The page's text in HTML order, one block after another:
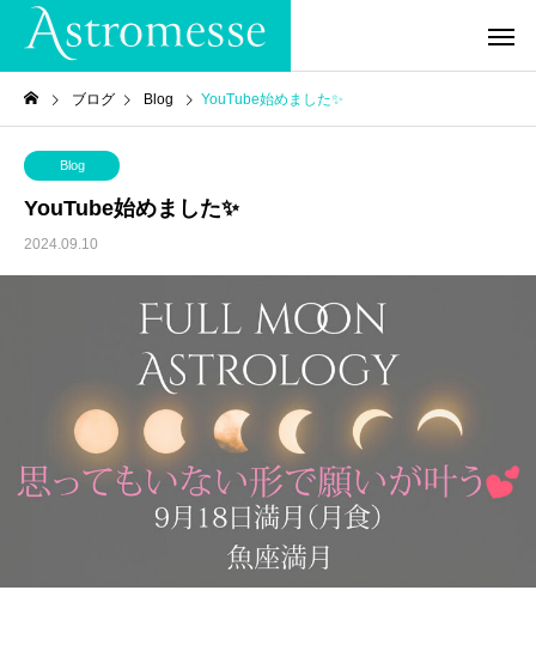
ブログ Blog YouTube始めました✨
Blog
YouTube始めました✨
2024.09.10